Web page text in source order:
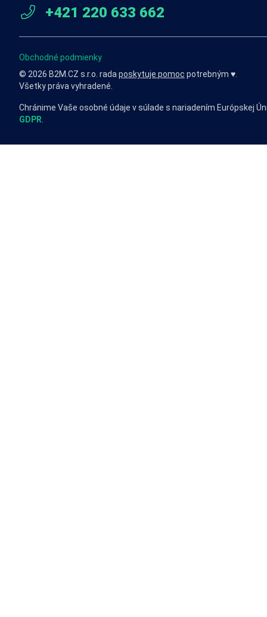
+421 220 633 662
Obchodné podmienky
© 2026 B2M.CZ s.r.o. rada poskytuje pomoc potrebným ♥️.
Všetky práva vyhradené.
Chránime Vaše osobné údaje v súlade s nariadením Európskej
GDPR